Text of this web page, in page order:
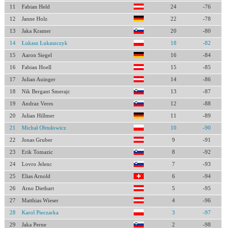
11 Fabian Held 24 -76
12 Janne Holz 22 -78
13 Jaka Kramer 20 -80
14 Łukasz Łukaszczyk 18 -82
15 Aaron Siegel 16 -84
16 Fabian Hoell 15 -85
17 Julian Auinger 14 -86
18 Nik Bergant Smerajc 13 -87
19 Andraz Veres 12 -88
20 Julian Hillmer 11 -89
21 Michał Obtułowicz 10 -90
22 Jonas Gruber 9 -91
23 Erik Tomazic 8 -92
24 Lovro Jelenc 7 -93
25 Elias Arnold 6 -94
26 Arno Diethart 5 -95
27 Matthias Wieser 4 -96
28 Karol Pieczarka 3 -97
29 Jaka Perne 2 -98